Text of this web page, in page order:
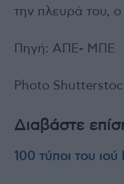
την πλευρά του,
Πηγή: ΑΠΕ- ΜΠΕ
Photo
Διαβάστε
100 τύποι του